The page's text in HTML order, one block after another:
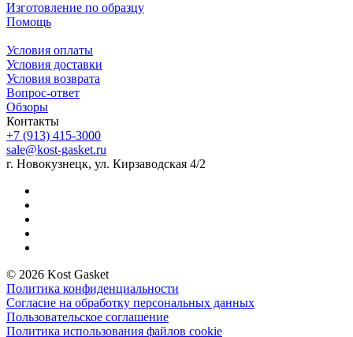
Изготовление по образцу
Помощь
Условия оплаты
Условия доставки
Условия возврата
Вопрос-ответ
Обзоры
Контакты
+7 (913) 415-3000
sale@kost-gasket.ru
г. Новокузнецк, ул. Кирзаводская 4/2
© 2026 Kost Gasket
Политика конфиденциальности
Согласие на обработку персональных данных
Пользовательское соглашение
Политика использования файлов cookie